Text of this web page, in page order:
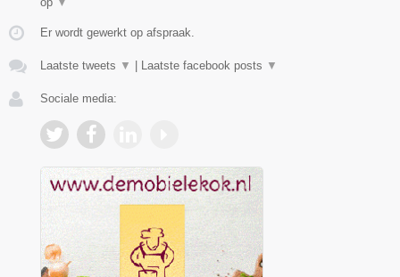
Er wordt gewerkt op afspraak.
Laatste tweets ▼ Laatste facebook posts ▼
Sociale media: